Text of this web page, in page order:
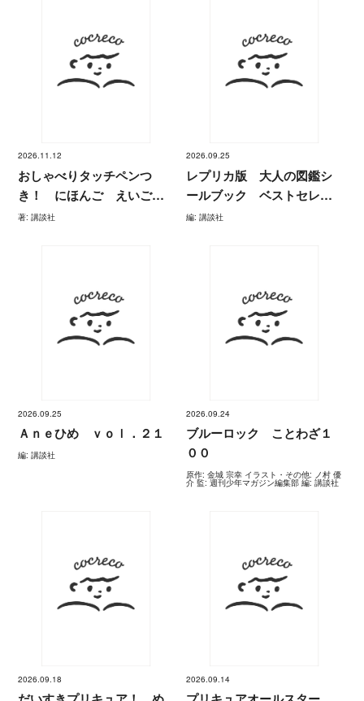
2026.11.12
おしゃべりタッチペンつ
き！ にほんご えいご
はじめてのずかん１２０
著: 講談社
2026.09.25
レプリカ版 大人の図鑑シ
ールブック ベストセレク
ション
編: 講談社
2026.09.25
Ａｎｅひめ ｖｏｌ．２１
編: 講談社
2026.09.24
ブルーロック ことわざ１
００
原作: 金城 宗幸 イラスト・その他: ノ村 優
介 監: 週刊少年マガジン編集部 編: 講談社
2026.09.18 2026.09.14